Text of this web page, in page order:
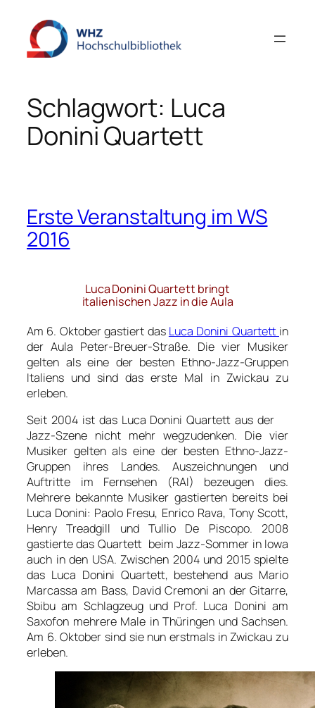
Inhalt
springen
Schlagwort: Luca
Donini Quartett
Erste Veranstaltung im WS
2016
Luca Donini Quartett bringt
italienischen Jazz in die Aula
Am 6. Oktober gastiert das Luca Donini Quartett in
der Aula Peter-Breuer-Straße. Die vier Musiker
gelten als eine der besten Ethno-Jazz-Gruppen
Italiens und sind das erste Mal in Zwickau zu
erleben.
Seit 2004 ist das Luca Donini Quartett aus der
Jazz-Szene nicht mehr wegzudenken. Die vier
Musiker gelten als eine der besten Ethno-Jazz-
Gruppen ihres Landes. Auszeichnungen und
Auftritte im Fernsehen (RAI) bezeugen dies.
Mehrere bekannte Musiker gastierten bereits bei
Luca Donini: Paolo Fresu, Enrico Rava, Tony Scott,
Henry Treadgill und Tullio De Piscopo. 2008
gastierte das Quartett beim Jazz-Sommer in Iowa
auch in den USA. Zwischen 2004 und 2015 spielte
das Luca Donini Quartett, bestehend aus Mario
Marcassa am Bass, David Cremoni an der Gitarre,
Sbibu am Schlagzeug und Prof. Luca Donini am
Saxofon mehrere Male in Thüringen und Sachsen.
Am 6. Oktober sind sie nun erstmals in Zwickau zu
erleben.